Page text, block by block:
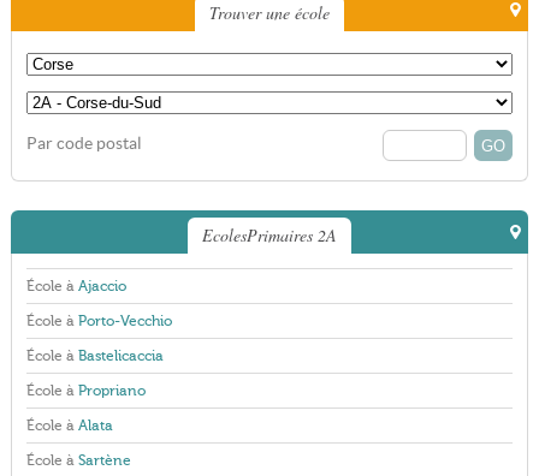
Trouver une école
Par code postal
EcolesPrimaires 2A
École à Ajaccio
École à Porto-Vecchio
École à Bastelicaccia
École à Propriano
École à Alata
École à Sartène